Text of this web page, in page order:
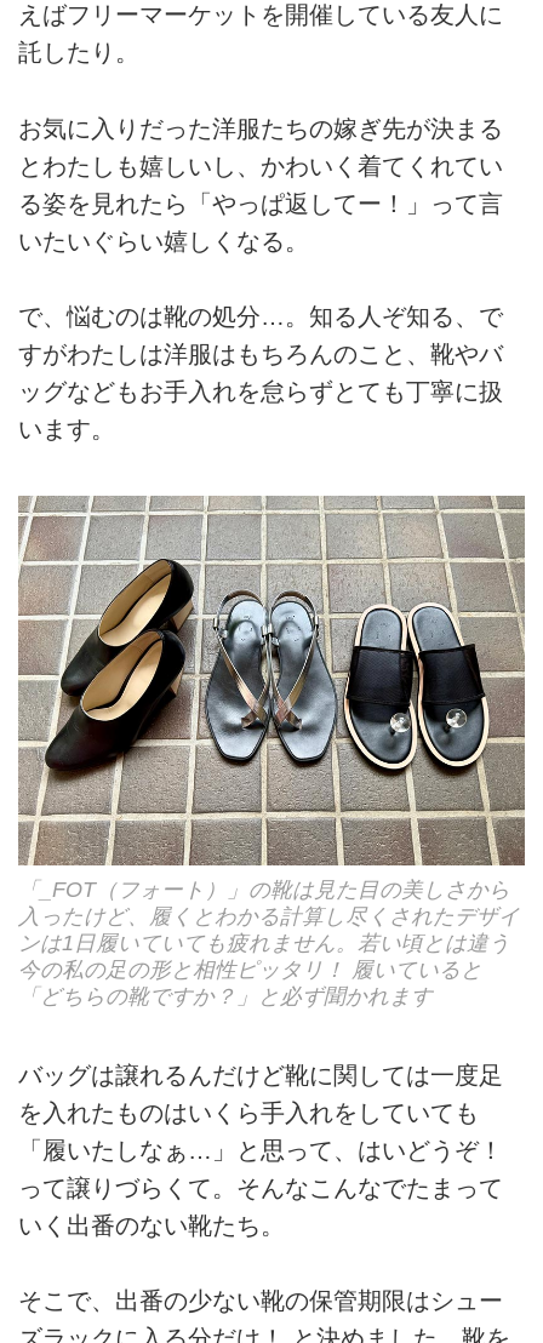
えばフリーマーケットを開催している友人に
託したり。
お気に入りだった洋服たちの嫁ぎ先が決まる
とわたしも嬉しいし、かわいく着てくれてい
る姿を見れたら「やっぱ返してー！」って言
いたいぐらい嬉しくなる。
で、悩むのは靴の処分…。知る人ぞ知る、で
すがわたしは洋服はもちろんのこと、靴やバ
ッグなどもお手入れを怠らずとても丁寧に扱
います。
「_FOT（フォート）」の靴は見た目の美しさから
入ったけど、履くとわかる計算し尽くされたデザイ
ンは1日履いていても疲れません。若い頃とは違う
今の私の足の形と相性ピッタリ！ 履いていると
「どちらの靴ですか？」と必ず聞かれます
バッグは譲れるんだけど靴に関しては一度足
を入れたものはいくら手入れをしていても
「履いたしなぁ…」と思って、はいどうぞ！
って譲りづらくて。そんなこんなでたまって
いく出番のない靴たち。
そこで、出番の少ない靴の保管期限はシュー